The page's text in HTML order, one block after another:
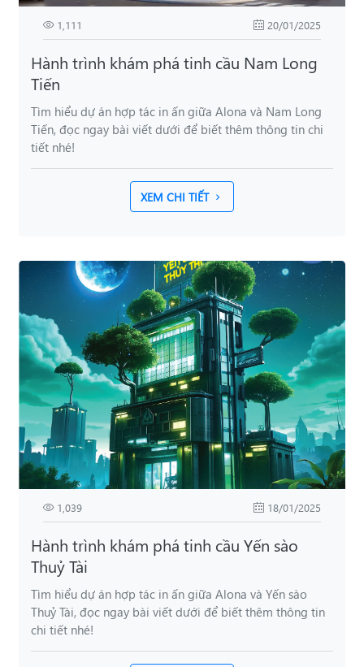
1,111 20/01/2025
Hành trình khám phá tinh cầu Nam Long
Tiến
Tìm hiểu dự án hợp tác in ấn giữa Alona và Nam Long
Tiến, đọc ngay bài viết dưới để biết thêm thông tin chi
tiết nhé!
XEM CHI TIẾT
1,039 18/01/2025
Hành trình khám phá tinh cầu Yến sào
Thuỷ Tài
Tìm hiểu dự án hợp tác in ấn giữa Alona và Yến sào
Thuỷ Tài, đọc ngay bài viết dưới để biết thêm thông tin
chi tiết nhé!